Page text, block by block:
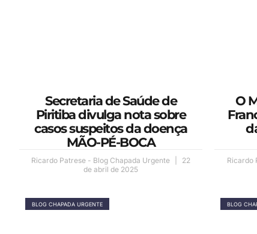
Secretaria de Saúde de
Piritiba divulga nota sobre
casos suspeitos da doença
MÃO-PÉ-BOCA
Ricardo Patrese - Blog Chapada Urgente
22
de abril de 2025
O
Ricardo
BLOG CHAPADA URGENTE BLOG